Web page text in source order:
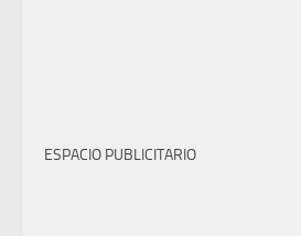
ESPACIO PUBLICITARIO